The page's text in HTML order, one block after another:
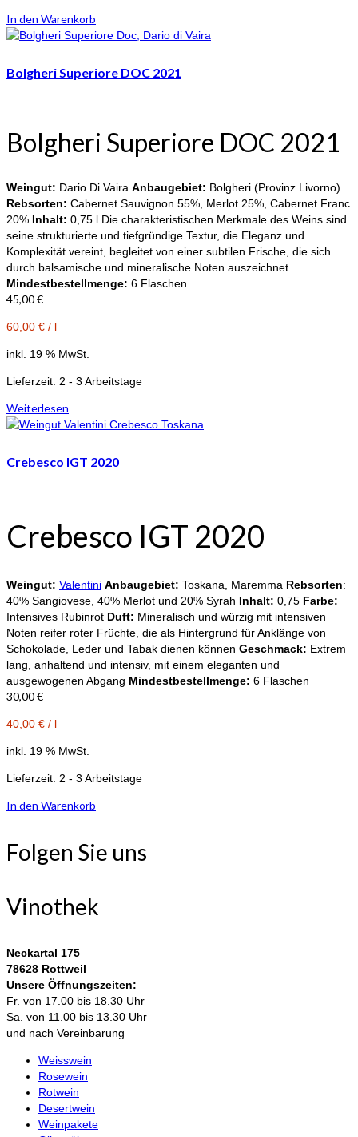
In den Warenkorb
Bolgheri Superiore DOC 2021
Bolgheri Superiore DOC 2021
Weingut: Dario Di Vaira Anbaugebiet: Bolgheri (Provinz Livorno)
Rebsorten: Cabernet Sauvignon 55%, Merlot 25%, Cabernet Franc
20% Inhalt: 0,75 l Die charakteristischen Merkmale des Weins sind
seine strukturierte und tiefgründige Textur, die Eleganz und
Komplexität vereint, begleitet von einer subtilen Frische, die sich
durch balsamische und mineralische Noten auszeichnet.
Mindestbestellmenge: 6 Flaschen
45,00€
60,00 € / l
inkl. 19 % MwSt.
Lieferzeit: 2 - 3 Arbeitstage
Weiterlesen
Crebesco IGT 2020
Crebesco IGT 2020
Weingut: Valentini Anbaugebiet: Toskana, Maremma Rebsorten:
40% Sangiovese, 40% Merlot und 20% Syrah Inhalt: 0,75 Farbe:
Intensives Rubinrot Duft: Mineralisch und würzig mit intensiven
Noten reifer roter Früchte, die als Hintergrund für Anklänge von
Schokolade, Leder und Tabak dienen können Geschmack: Extrem
lang, anhaltend und intensiv, mit einem eleganten und
ausgewogenen Abgang Mindestbestellmenge: 6 Flaschen
30,00€
40,00 € / l
inkl. 19 % MwSt.
Lieferzeit: 2 - 3 Arbeitstage
In den Warenkorb
Folgen Sie uns
Vinothek
Neckartal 175
78628 Rottweil
Unsere Öffnungszeiten:
Fr. von 17.00 bis 18.30 Uhr
Sa. von 11.00 bis 13.30 Uhr
und nach Vereinbarung
Weisswein
Rosewein
Rotwein
Desertwein
Weinpakete